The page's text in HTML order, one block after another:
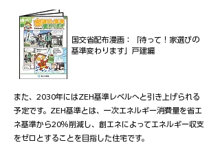
国交省配布漫画：
「待って！家選びの
基準変わります」戸建編
また、2030年にはZEH基準レベルへと引き上げられる
予定です。ZEH基準とは、一次エネルギー消費量を省エ
ネ基準から20％削減し、創エネによってエネルギー収支
をゼロとすることを目指した住宅です。